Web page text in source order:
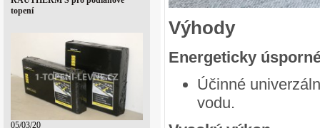
topení
05/03/20
Výhody
Energeticky
Účinné
vodu.